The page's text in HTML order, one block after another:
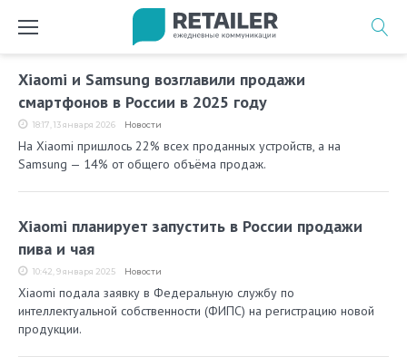
Метка:
Xiaomi
Xiaomi и Samsung возглавили продажи
смартфонов в России в 2025 году
18:17, 13 января 2026 Новости
На Xiaomi пришлось 22% всех проданных устройств, а на
Samsung — 14% от общего объёма продаж.
Xiaomi планирует запустить в России продажи
пива и чая
10:42, 9 января 2025 Новости
Xiaomi подала заявку в Федеральную службу по
интеллектуальной собственности (ФИПС) на регистрацию новой
продукции.